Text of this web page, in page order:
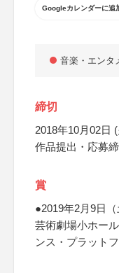
Googleカレンダーに追
音楽・エンタ
締切
2018年10月02日
作品提出・応募
賞
●2019年2月9日
芸術劇場小ホー
ンス・プラット